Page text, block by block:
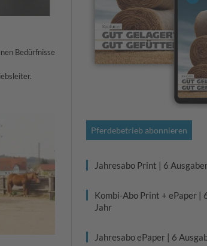
Bedürfnisse
Pferdebetrieb abonnieren
Jahresabo Print | 6
Kombi-Abo Print + ePaper |
Jahr
Jahresabo ePaper | 6